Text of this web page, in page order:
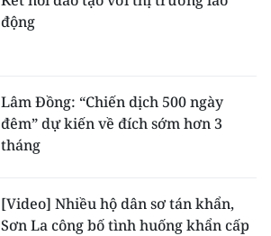
động
Lâm Đồng: “Chiến dịch 500 ngày
đêm” dự kiến về đích sớm hơn 3
tháng
[Video] Nhiều hộ dân sơ tán khẩn,
Sơn La công bố tình huống khẩn cấp